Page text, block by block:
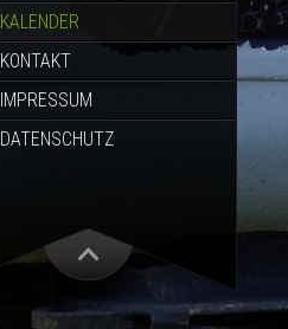
KALENDER
KONTAKT
IMPRESSUM
DATENSCHUTZ